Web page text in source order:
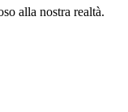
alla nostra realtà.